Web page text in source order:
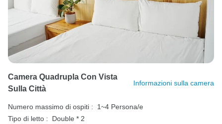
Camera Quadrupla Con Vista
Sulla Città
Informazioni sulla camera
Numero massimo di ospiti :
1~4 Persona/e
Tipo di letto :
Double * 2